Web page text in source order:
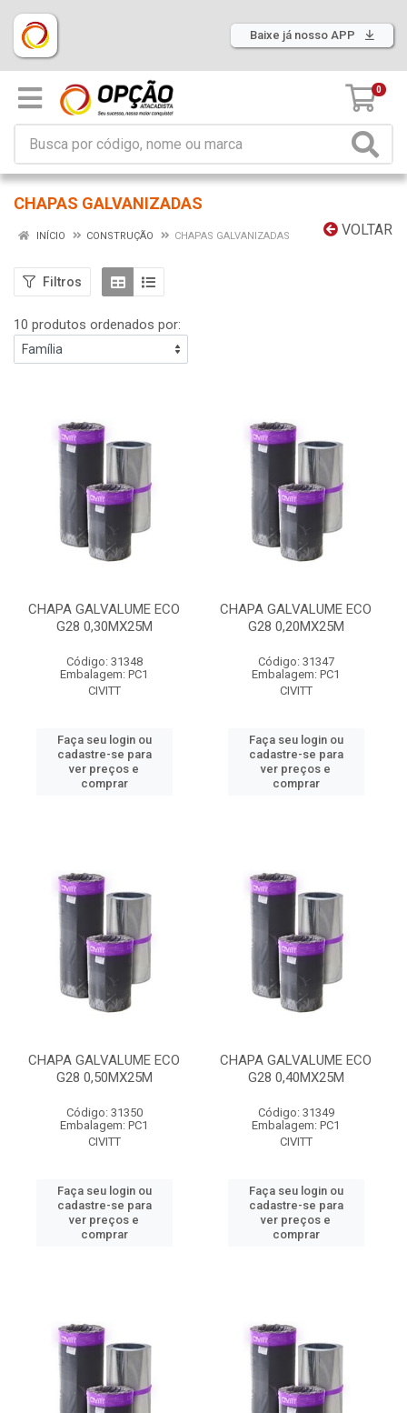
Baixe já nosso APP
0
CHAPAS GALVANIZADAS
VOLTAR
INÍCIO CONSTRUÇÃO CHAPAS GALVANIZADAS
Filtros
10 produtos ordenados por:
CHAPA GALVALUME ECO
G28 0,30MX25M
Código: 31348
Embalagem: PC1
CIVITT
Faça seu login ou
cadastre-se para
ver preços e
comprar
CHAPA GALVALUME ECO
G28 0,20MX25M
Código: 31347
Embalagem: PC1
CIVITT
Faça seu login ou
cadastre-se para
ver preços e
comprar
CHAPA GALVALUME ECO
G28 0,50MX25M
Código: 31350
Embalagem: PC1
CIVITT
Faça seu login ou
cadastre-se para
ver preços e
comprar
CHAPA GALVALUME ECO
G28 0,40MX25M
Código: 31349
Embalagem: PC1
CIVITT
Faça seu login ou
cadastre-se para
ver preços e
comprar